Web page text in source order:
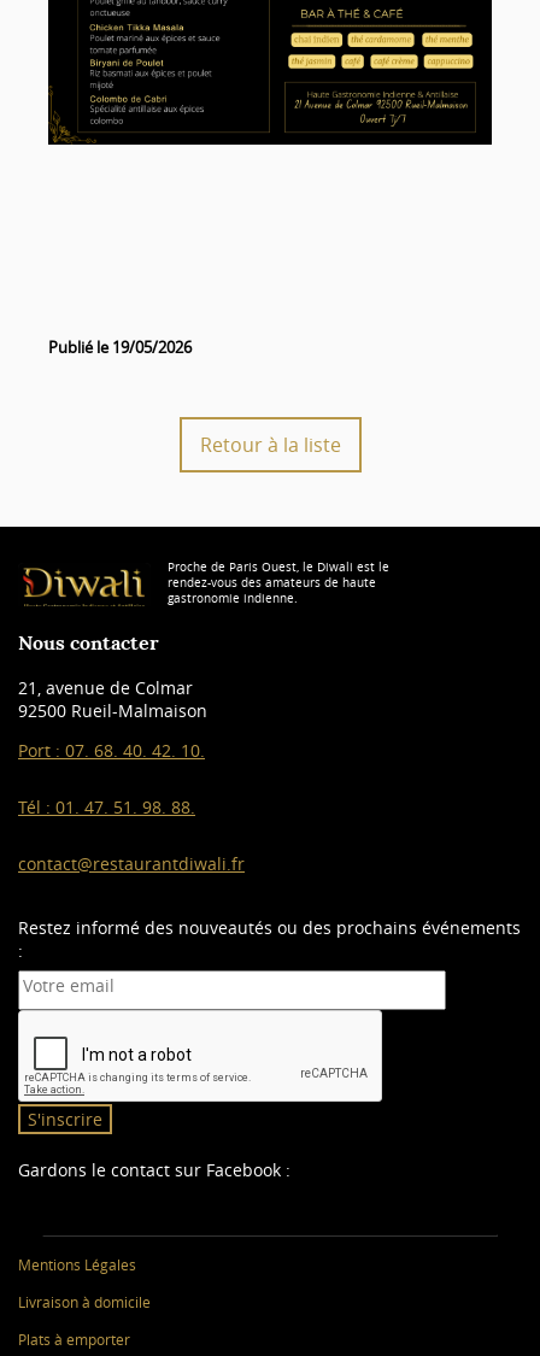
Publié le 19/05/2026
Retour à la liste
Proche de Paris Ouest, le Diwali est le
rendez-vous des amateurs de haute
gastronomie indienne.
Nous contacter
21, avenue de Colmar
92500 Rueil-Malmaison
Port : 07. 68. 40. 42. 10.
Tél : 01. 47. 51. 98. 88.
contact@restaurantdiwali.fr
Restez informé des nouveautés ou des prochains événements
:
S'inscrire
Gardons le contact sur Facebook :
Mentions Légales
Livraison à domicile
Plats à emporter